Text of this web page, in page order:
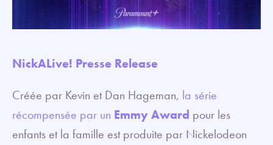
NickALive! Presse Release
Créée par Kevin et Dan Hageman, la série
récompensée par un Emmy Award pour les
enfants et la famille est produite par Nickelodeon